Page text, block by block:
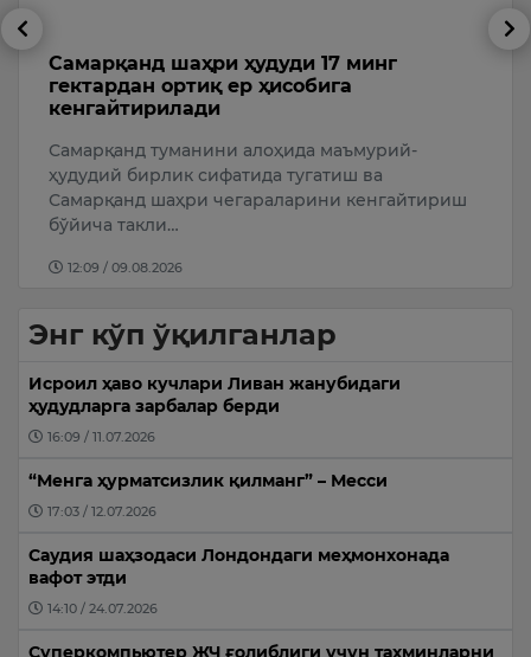
Самарқанд шаҳри ҳудуди 17 минг
гектардан ортиқ ер ҳисобига
кенгайтирилади
Самарқанд туманини алоҳида маъмурий-
ҳудудий бирлик сифатида тугатиш ва
Самарқанд шаҳри чегараларини кенгайтириш
бўйича такли…
12:09 / 09.08.2026
Энг кўп ўқилганлар
Исроил ҳаво кучлари Ливан жанубидаги
ҳудудларга зарбалар берди
16:09 / 11.07.2026
“Менга ҳурматсизлик қилманг” – Месси
17:03 / 12.07.2026
Саудия шаҳзодаси Лондондаги меҳмонхонада
вафот этди
14:10 / 24.07.2026